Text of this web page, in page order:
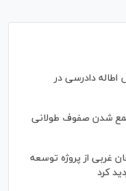
دادرسی در
شدن صفوف طولانی
غربی از پروژه توسعه
کرد